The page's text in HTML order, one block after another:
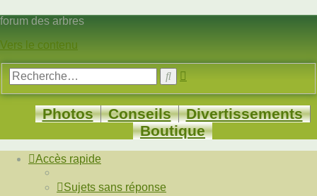
forum des arbres
Vers le contenu
Rechercher
Photos Conseils
Divertissements
Boutique
Accès rapide
Sujets sans réponse